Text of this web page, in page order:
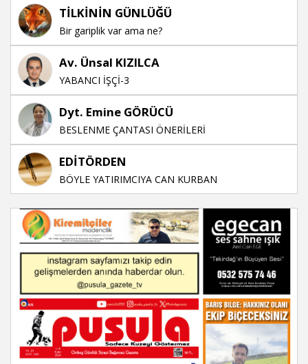
TİLKİNİN GÜNLÜĞÜ
Bir gariplik var ama ne?
Av. Ünsal KIZILCA
YABANCI İŞÇİ-3
Dyt. Emine GÖRÜCÜ
BESLENME ÇANTASI ÖNERİLERİ
EDİTÖRDEN
BÖYLE YATIRIMCIYA CAN KURBAN